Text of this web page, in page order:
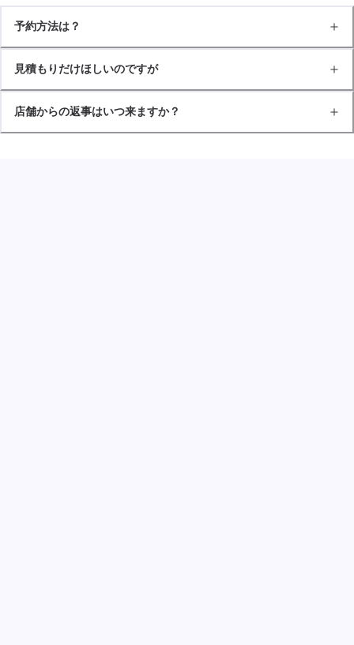
予約方法は？
見積もりだけほしいのですが
店舗からの返事はいつ来ますか？